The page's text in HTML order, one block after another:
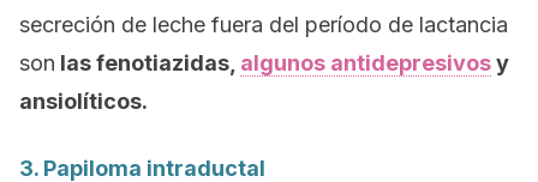
secreción de leche fuera del período de lactancia
son las fenotiazidas, algunos antidepresivosy
ansiolíticos.
3. Papiloma intraductal